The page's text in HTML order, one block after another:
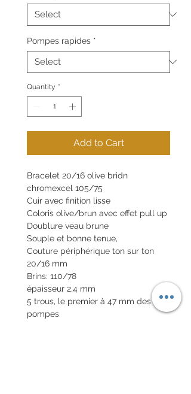
Pompes rapides *
Quantity *
Add to Cart
Bracelet 20/16 olive bridn
chromexcel 105/75
Cuir avec finition lisse
Coloris olive/brun avec effet pull up
Doublure veau brune
Souple et bonne tenue,
Couture périphérique ton sur ton
20/16 mm
Brins: 110/78
épaisseur 2,4 mm
5 trous, le premier à 47 mm des
pompes